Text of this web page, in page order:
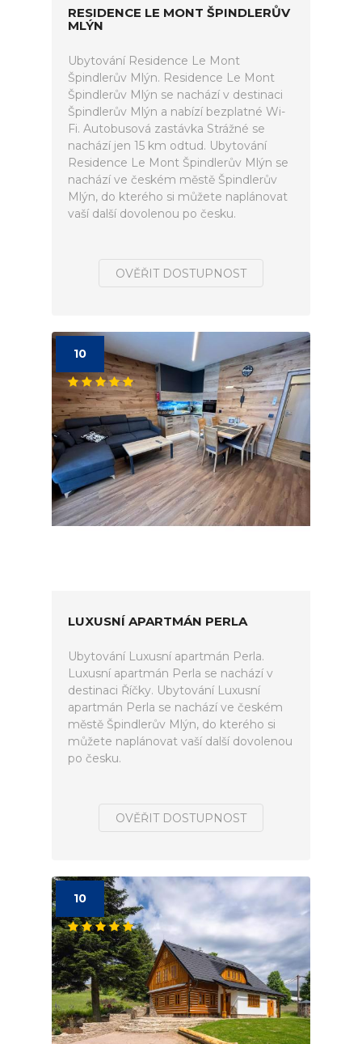
RESIDENCE LE MONT ŠPINDLERŮV
MLÝN
Ubytování Residence Le Mont
Špindlerův Mlýn. Residence Le Mont
Špindlerův Mlýn se nachází v destinaci
Špindlerův Mlýn a nabízí bezplatné Wi-
Fi. Autobusová zastávka Strážné se
nachází jen 15 km odtud. Ubytování
Residence Le Mont Špindlerův Mlýn se
nachází ve českém městě Špindlerův
Mlýn, do kterého si můžete naplánovat
vaší další dovolenou po česku.
OVĚŘIT DOSTUPNOST
10
LUXUSNÍ APARTMÁN PERLA
Ubytování Luxusní apartmán Perla.
Luxusní apartmán Perla se nachází v
destinaci Říčky. Ubytování Luxusní
apartmán Perla se nachází ve českém
městě Špindlerův Mlýn, do kterého si
můžete naplánovat vaší další dovolenou
po česku.
OVĚŘIT DOSTUPNOST
10